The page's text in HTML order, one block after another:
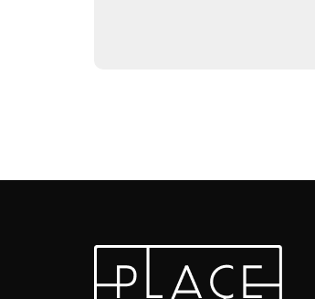
Odebírat newsletter